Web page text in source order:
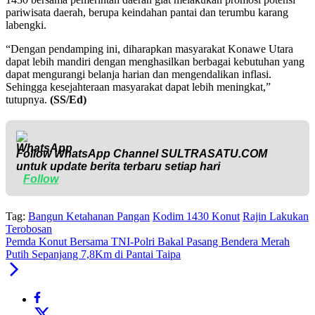
pariwisata daerah, berupa keindahan pantai dan terumbu karang
labengki.
“Dengan pendamping ini, diharapkan masyarakat Konawe Utara
dapat lebih mandiri dengan menghasilkan berbagai kebutuhan yang
dapat mengurangi belanja harian dan mengendalikan inflasi.
Sehingga kesejahteraan masyarakat dapat lebih meningkat,”
tutupnya. (SS/Ed)
Follow WhatsApp ChannelSULTRASATU.COM
untuk update berita terbaru setiap hari
Follow
Tag: Bangun Ketahanan Pangan Kodim 1430 Konut Rajin Lakukan
Terobosan
Pemda Konut Bersama TNI-Polri Bakal Pasang Bendera Merah
Putih Sepanjang 7,8Km di Pantai Taipa